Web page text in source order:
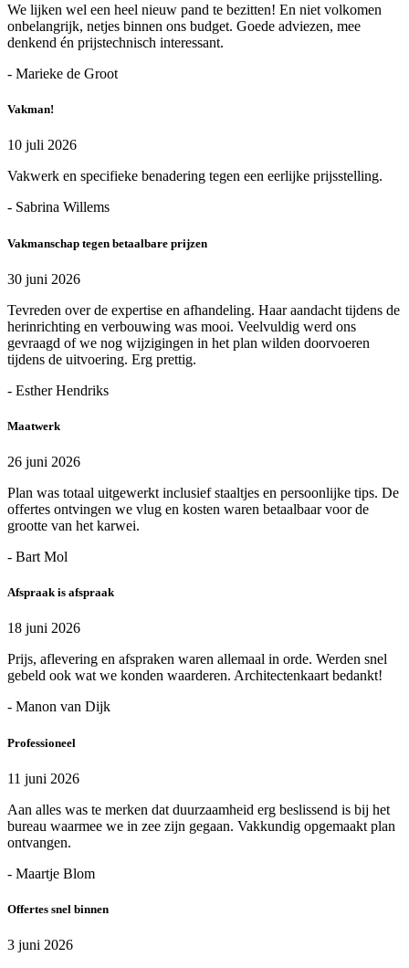
We lijken wel een heel nieuw pand te bezitten! En niet volkomen
onbelangrijk, netjes binnen ons budget. Goede adviezen, mee
denkend én prijstechnisch interessant.
- Marieke de Groot
Vakman!
10 juli 2026
Vakwerk en specifieke benadering tegen een eerlijke prijsstelling.
- Sabrina Willems
Vakmanschap tegen betaalbare prijzen
30 juni 2026
Tevreden over de expertise en afhandeling. Haar aandacht tijdens de
herinrichting en verbouwing was mooi. Veelvuldig werd ons
gevraagd of we nog wijzigingen in het plan wilden doorvoeren
tijdens de uitvoering. Erg prettig.
- Esther Hendriks
Maatwerk
26 juni 2026
Plan was totaal uitgewerkt inclusief staaltjes en persoonlijke tips. De
offertes ontvingen we vlug en kosten waren betaalbaar voor de
grootte van het karwei.
- Bart Mol
Afspraak is afspraak
18 juni 2026
Prijs, aflevering en afspraken waren allemaal in orde. Werden snel
gebeld ook wat we konden waarderen. Architectenkaart bedankt!
- Manon van Dijk
Professioneel
11 juni 2026
Aan alles was te merken dat duurzaamheid erg beslissend is bij het
bureau waarmee we in zee zijn gegaan. Vakkundig opgemaakt plan
ontvangen.
- Maartje Blom
Offertes snel binnen
3 juni 2026